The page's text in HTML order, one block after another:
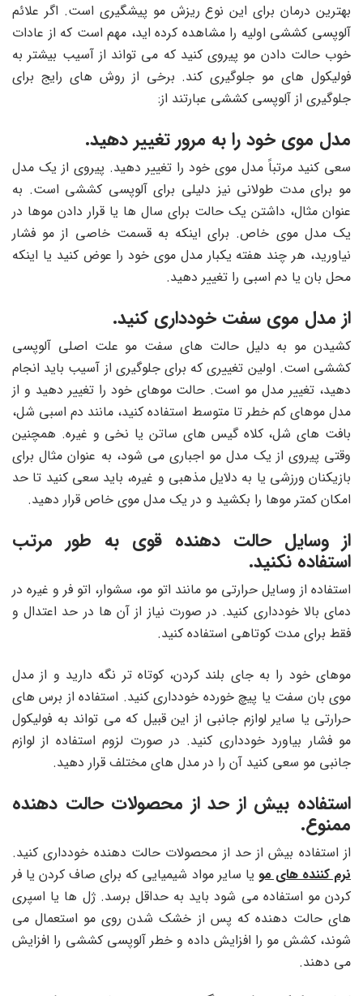
بهترین درمان برای این نوع ریزش مو پیشگیری است. اگر علائم
آلوپسی کششی اولیه را مشاهده کرده اید، مهم است که از عادات
خوب حالت دادن مو پیروی کنید که می تواند از آسیب بیشتر به
فولیکول های مو جلوگیری کند. برخی از روش های رایج برای
جلوگیری از آلوپسی کششی عبارتند از:
مدل موی خود را به مرور تغییر دهید.
سعی کنید مرتباً مدل موی خود را تغییر دهید. پیروی از یک مدل
مو برای مدت طولانی نیز دلیلی برای آلوپسی کششی است. به
عنوان مثال، داشتن یک حالت برای سال ها یا قرار دادن موها در
یک مدل موی خاص. برای اینکه به قسمت خاصی از مو فشار
نیاورید، هر چند هفته یکبار مدل موی خود را عوض کنید یا اینکه
محل بان یا دم اسبی را تغییر دهید.
از مدل موی سفت خودداری کنید.
کشیدن مو به دلیل حالت های سفت مو علت اصلی آلوپسی
کششی است. اولین تغییری که برای جلوگیری از آسیب باید انجام
دهید، تغییر مدل مو است. حالت موهای خود را تغییر دهید و از
مدل موهای کم خطر تا متوسط استفاده کنید، مانند دم اسبی شل،
بافت های شل، کلاه گیس های ساتن یا نخی و غیره. همچنین
وقتی پیروی از یک مدل مو اجباری می شود، به عنوان مثال برای
بازیکنان ورزشی یا به دلایل مذهبی و غیره، باید سعی کنید تا حد
امکان کمتر موها را بکشید و در یک مدل موی خاص قرار دهید.
از وسایل حالت دهنده قوی به طور مرتب
استفاده نکنید.
استفاده از وسایل حرارتی مو مانند اتو مو، سشوار، اتو فر و غیره در
دمای بالا خودداری کنید. در صورت نیاز از آن ها در حد اعتدال و
فقط برای مدت کوتاهی استفاده کنید.
موهای خود را به جای بلند کردن، کوتاه تر نگه دارید و از مدل
موی بان سفت یا پیچ خورده خودداری کنید. استفاده از برس های
حرارتی یا سایر لوازم جانبی از این قبیل که می تواند به فولیکول
مو فشار بیاورد خودداری کنید. در صورت لزوم استفاده از لوازم
جانبی مو سعی کنید آن را در مدل های مختلف قرار دهید.
استفاده بیش از حد از محصولات حالت دهنده
ممنوع.
از استفاده بیش از حد از محصولات حالت دهنده خودداری کنید.
نرم کننده های مویا سایر مواد شیمیایی که برای صاف کردن یا فر
کردن مو استفاده می شود باید به حداقل برسد. ژل ها یا اسپری
های حالت دهنده که پس از خشک شدن روی مو استعمال می
شوند، کشش مو را افزایش داده و خطر آلوپسی کششی را افزایش
می دهند.